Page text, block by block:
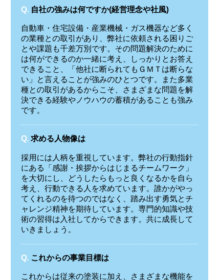
Q. 自社の強みは何ですか(経営理念や社風)
自動車・住宅設備・産業機械・ガス機器など多く
の業種との取引があり、弊社に依頼される困りご
とや課題も千差万別です。その問題解決のために
は何ができるのか一緒に考え、しっかりとお答え
できること、「他社に断られてもＧＭＴは断らな
い」と言えることが強みのひとつです。また多業
種との取引があるからこそ、さまざまな問題を解
決できる経験やノウハウの蓄積があることも強み
です。
Q. 求める人物像は
採用には人柄を重視しています。弊社の行動指針
にある「感謝・挨拶からはじまるチームワーク」
を大切にし、どうしたらもっと良くなるかを自ら
考え、行動できる人を求めています。誰かがやっ
てくれるのを待つのではなく、踏み出す勇気とチ
ャレンジ精神を期待しています。専門的知識や技
術の習得は入社してからできます。共に成長して
いきましょう。
Q. これからの事業目標は
これからは従来の塗装に加え、さまざまな機能を